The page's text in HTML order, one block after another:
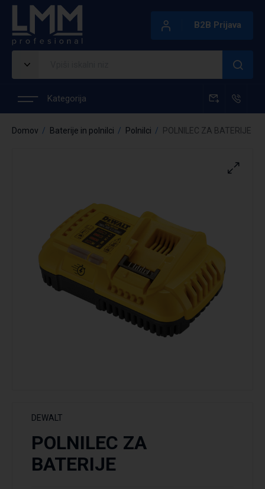
B2B Prijava
Kategorija
Domov Baterije in polnilci Polnilci POLNILEC ZA BATERIJE
DEWALT
POLNILEC ZA
BATERIJE